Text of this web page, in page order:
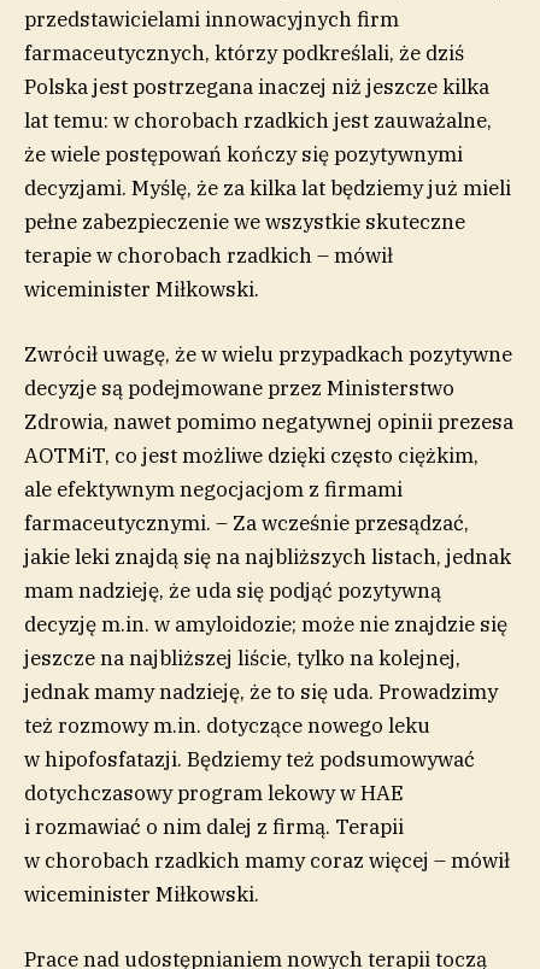
przedstawicielami innowacyjnych firm
farmaceutycznych, którzy podkreślali, że dziś
Polska jest postrzegana inaczej niż jeszcze kilka
lat temu: w chorobach rzadkich jest zauważalne,
że wiele postępowań kończy się pozytywnymi
decyzjami. Myślę, że za kilka lat będziemy już mieli
pełne zabezpieczenie we wszystkie skuteczne
terapie w chorobach rzadkich – mówił
wiceminister Miłkowski.
Zwrócił uwagę, że w wielu przypadkach pozytywne
decyzje są podejmowane przez Ministerstwo
Zdrowia, nawet pomimo negatywnej opinii prezesa
AOTMiT, co jest możliwe dzięki często ciężkim,
ale efektywnym negocjacjom z firmami
farmaceutycznymi. – Za wcześnie przesądzać,
jakie leki znajdą się na najbliższych listach, jednak
mam nadzieję, że uda się podjąć pozytywną
decyzję m.in. w amyloidozie; może nie znajdzie się
jeszcze na najbliższej liście, tylko na kolejnej,
jednak mamy nadzieję, że to się uda. Prowadzimy
też rozmowy m.in. dotyczące nowego leku
w hipofosfatazji. Będziemy też podsumowywać
dotychczasowy program lekowy w HAE
i rozmawiać o nim dalej z firmą. Terapii
w chorobach rzadkich mamy coraz więcej – mówił
wiceminister Miłkowski.
Prace nad udostępnianiem nowych terapii toczą